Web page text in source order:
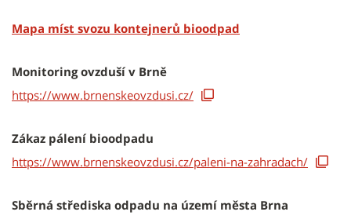
Mapa míst svozu kontejnerů bioodpad
Monitoring ovzduší v Brně
https://www.brnenskeovzdusi.cz/
Zákaz pálení bioodpadu
https://www.brnenskeovzdusi.cz/paleni-na-zahradach/
Sběrná střediska odpadu na území města Brna